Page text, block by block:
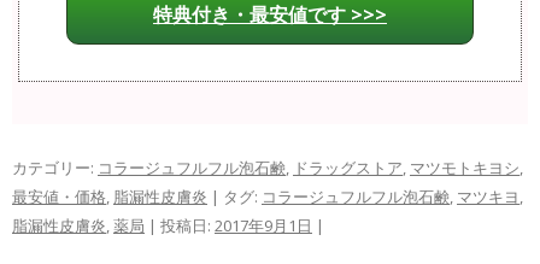
特典付き・最安値です >>>
カテゴリー: コラージュフルフル泡石鹸, ドラッグストア, マツモトキヨシ,
最安値・価格, 脂漏性皮膚炎 | タグ: コラージュフルフル泡石鹸, マツキヨ,
脂漏性皮膚炎,薬局 | 投稿日: 2017年9月1日 |